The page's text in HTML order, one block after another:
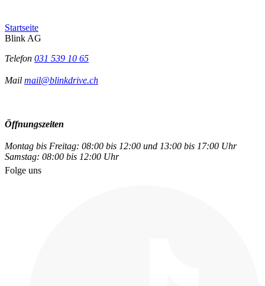
Startseite
Blink AG
Telefon 031 539 10 65
Mail mail@blinkdrive.ch
Öffnungszeiten
Montag bis Freitag: 08:00 bis 12:00 und 13:00 bis 17:00 Uhr
Samstag: 08:00 bis 12:00 Uhr
Folge uns